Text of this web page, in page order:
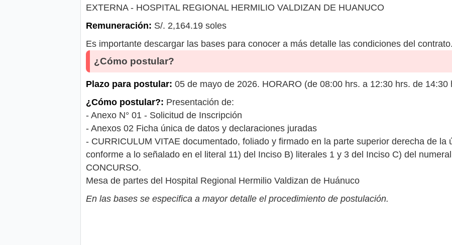
EXTERNA - HOSPITAL REGIONAL HERMILIO VALDIZAN DE HUANUCO
Remuneración: S/. 2,164.19 soles
Es importante descargar las bases para conocer a más detalle las condiciones del contrato.
¿Cómo postular?
Plazo para postular: 05 de mayo de 2026. HORARO (de 08:00 hrs. a 12:30 hrs. de 14:30
¿Cómo postular?: Presentación de:
- Anexo N° 01 - Solicitud de Inscripción
- Anexos 02 Ficha única de datos y declaraciones juradas
- CURRICULUM VITAE documentado, foliado y firmado en la parte superior derecha de la
conforme a lo señalado en el literal 11) del Inciso B) literales 1 y 3 del Inciso C) del
CONCURSO.
Mesa de partes del Hospital Regional Hermilio Valdizan de Huánuco
En las bases se especifica a mayor detalle el procedimiento de postulación.